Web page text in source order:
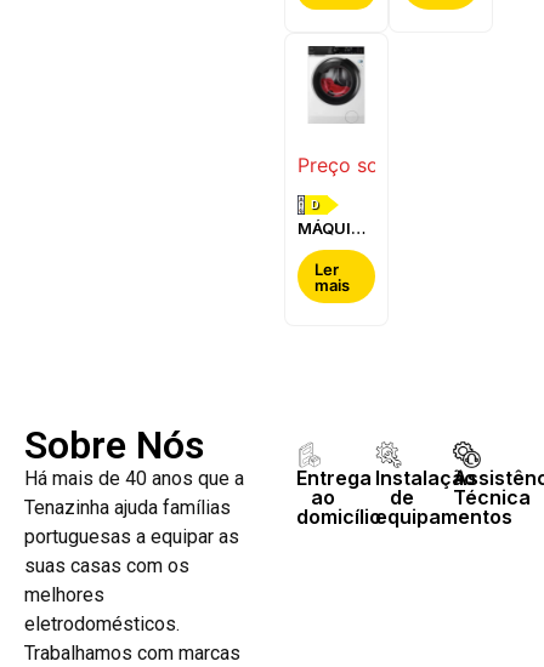
Preço sob consulta
D
MÁQUINA
DE LAVAR
E SECAR
ROUPA
AEG -
Ler
mais
Sobre Nós
Há mais de 40 anos que a
Tenazinha ajuda famílias
portuguesas a equipar as
suas casas com os
melhores
eletrodomésticos.
Trabalhamos com marcas
Entrega
ao
domicílio
Instalação
de
equipamentos
Técnica